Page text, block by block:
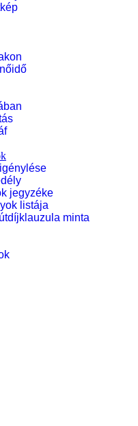
jegyzéke
listája
minta